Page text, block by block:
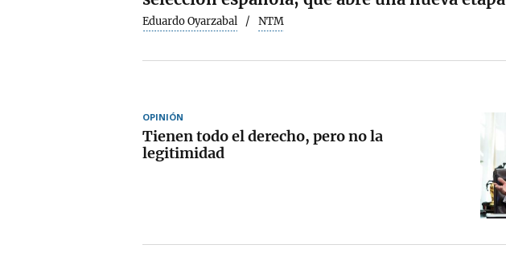
Eduardo Oyarzabal NTM
OPINIÓN
Tienen todo el derecho, pero no la
legitimidad